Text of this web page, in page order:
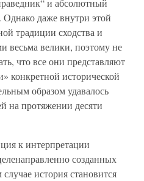
и абсолютный
. Однако даже внутри этой
традиции сходства и
весьма велики, поэтому не
что все они представляют
конкретной исторической
образом удавалось
на протяжении десяти
к интерпретации
созданных
история становится